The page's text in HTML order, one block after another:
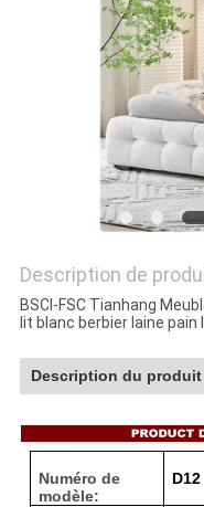
NOUVELLES
DEMANDEZ
UNE
CITATION
PLAN
SITE
POLITIQUE
Description de
BSCI-FSC Tianhang
lit blanc berbier laine
Description du produit
Numéro de
modèle:
D12